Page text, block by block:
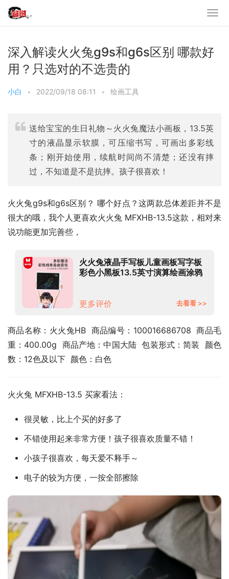
深入解读火火兔g9s和g6s区别 哪款好
用？只选对的不选贵的
小白 • 2022/09/18 08:11 • 绘画工具
送给宝宝的生日礼物～火火兔魔法小画板，13.5英
寸的液晶显示软膜，可压缩书写，可画出多彩线
条；刚开始使用，续航时间尚不清楚；还没有摔
过，不知道是不是抗摔。孩子很喜欢！
火火兔g9s和g6s区别？ 哪个好点？这两款总体差距并不是
很大的哦，我个人更喜欢火火兔 MFXHB-13.5这款，相对来
说功能更加完善些，
火火兔液晶手写板儿童画板写字板
彩色小黑板13.5英寸演算绘画涂鸦
更多评价 去看看 >>
商品名称：火火兔HB  商品编号：100016686708  商品毛
重：400.00g  商品产地：中国大陆  包装形式：简装  颜色
数：12色及以下  颜色：白色
火火兔 MFXHB-13.5 买家看法：
很灵敏，比上个买的好多了
不错使用起来非常方便！孩子很喜欢质量不错！
小孩子很喜欢，每天爱不释手～
电子的较为方便，一按全部擦除